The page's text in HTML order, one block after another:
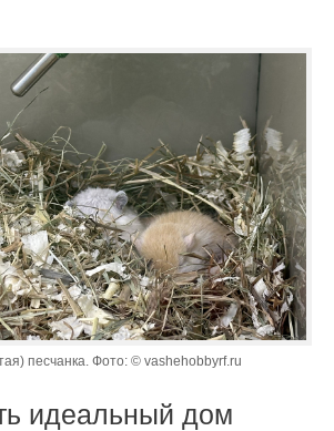
песчанка. Фото: © vashehobbyrf.ru
идеальный дом